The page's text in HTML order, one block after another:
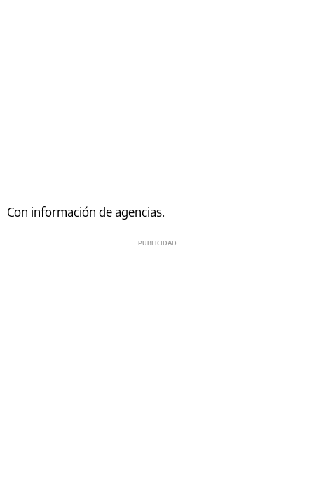
Con información de agencias.